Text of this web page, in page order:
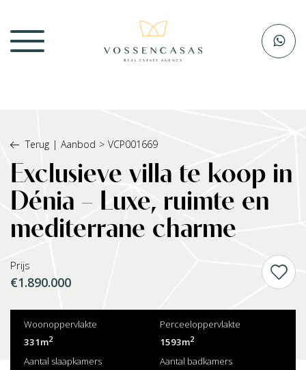
Terug | Aanbod > VCP001669
Exclusieve villa te koop in
Dénia – Luxe, ruimte en
mediterrane charme
Prijs
€1.890.000
Woonoppervlakte
331m2
Perceeloppervlakte
1593m2
Aantal slaapkamers
Aantal badkamers